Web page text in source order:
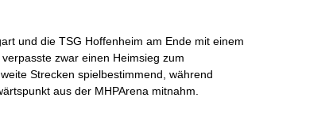
und die TSG Hoffenheim am Ende mit einem
zwar einen Heimsieg zum
Strecken spielbestimmend, während
aus der MHPArena mitnahm.